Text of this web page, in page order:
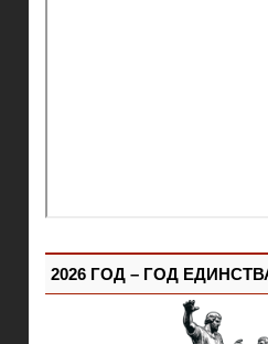
2026 ГОД – ГОД